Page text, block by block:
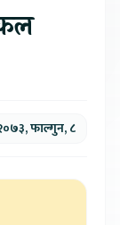
फाल्गुन, ८